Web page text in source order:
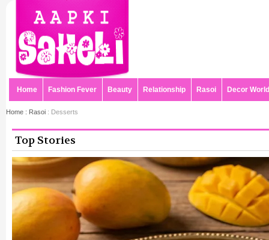
Home Fashion Fever Beauty Relationship Rasoi Decor World
Home : Rasoi : Desserts
Top Stories